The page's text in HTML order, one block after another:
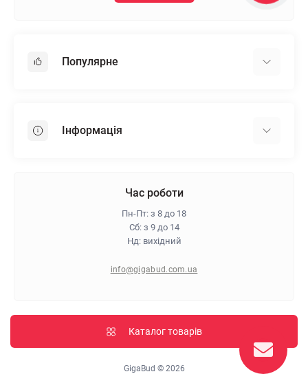
Популярне
Пінопласт
Інформація
Гарантія та повернення
Політика конфіденційності
Час роботи
Пн-Пт: з 8 до 18
Сб: з 9 до 14
Нд: вихідний
info@gigabud.com.ua
Каталог товарів
GigaBud © 2026